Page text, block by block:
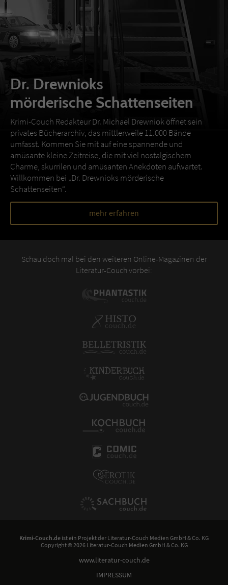
Dr. Drewnioks
mörderische Schattenseiten
Krimi-Couch Redakteur Dr. Michael Drewniok öffnet sein
privates Bücherarchiv, das mittlerweile 11.000 Bände
umfasst. Kommen Sie mit auf eine spannende und
amüsante kleine Zeitreise, die mit viel nostalgischem
Charme, skurrilen und amüsanten Anekdoten aufwartet.
Willkommen bei „Dr. Drewnioks mörderische
Schattenseiten“.
mehr erfahren
Schau doch mal bei den weiteren Online-Magazinen der
Literatur-Couch vorbei:
Krimi-Couch.de ist ein Projekt der Literatur-Couch Medien GmbH & Co. KG
Copyright © 2026 Literatur-Couch Medien GmbH & Co. KG
www.literatur-couch.de
IMPRESSUM